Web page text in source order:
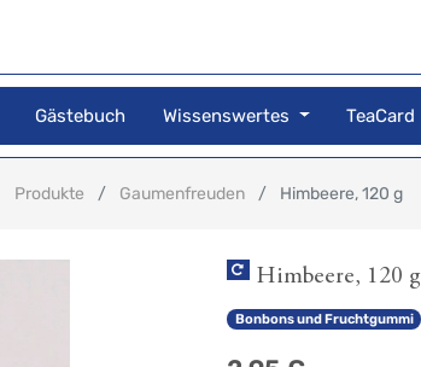
Gästebuch Wissenswertes TeaCard
Produkte Gaumenfreuden Himbeere, 120 g
Himbeere, 120 g
Bonbons und Fruchtgummi